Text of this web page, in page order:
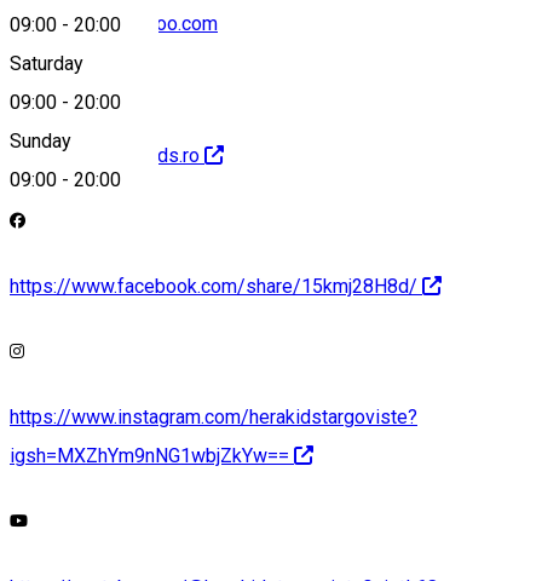
09:00 - 20:00
Saturday
09:00 - 20:00
Sunday
09:00 - 20:00
dorecristina@yahoo.com
http://www.herakids.ro
https://www.facebook.com/share/15kmj28H8d/
https://www.instagram.com/herakidstargoviste?
igsh=MXZhYm9nNG1wbjZkYw==